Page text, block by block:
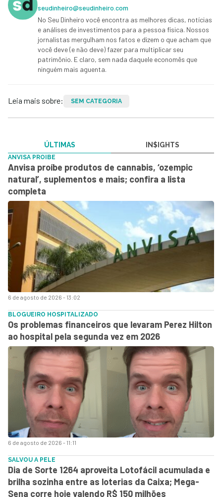
seudinheiro@seudinheiro.com
No Seu Dinheiro você encontra as melhores dicas, notícias
e análises de investimentos para a pessoa física. Nossos
jornalistas mergulham nos fatos e dizem o que acham que
você deve (e não deve) fazer para multiplicar seu
patrimônio. E claro, sem nada daquele economês que
ninguém mais aguenta.
Leia mais sobre: SEM CATEGORIA
ÚLTIMAS IN$IGHTS
6 de agosto de 2026 - 13:02
ANVISA PROIBE
Anvisa proíbe produtos de cannabis, ‘ozempic
natural’, suplementos e mais; confira a lista
completa
6 de agosto de 2026 - 11:11
BLOGUEIRO HOSPITALIZADO
Os problemas financeiros que levaram Perez Hilton
ao hospital pela segunda vez em 2026
SALVOU A PELE
Dia de Sorte 1264 aproveita Lotofácil acumulada e
brilha sozinha entre as loterias da Caixa; Mega-
Sena corre hoje valendo R$ 150 milhões